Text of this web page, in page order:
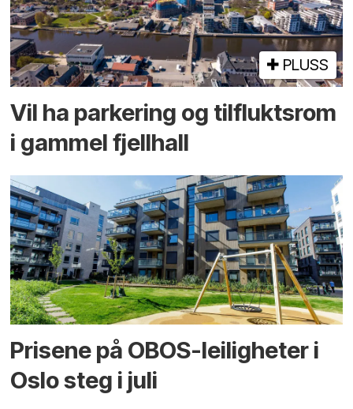
PLUSS
Vil ha parkering og tilflukts­rom
i gammel fjellhall
Prisene på OBOS-leiligheter i
Oslo steg i juli